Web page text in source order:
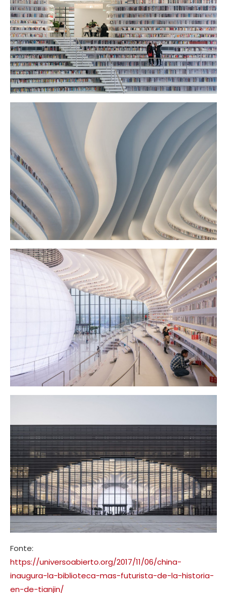
Fonte:
https://universoabierto.org/2017/11/06/china-
inaugura-la-biblioteca-mas-futurista-de-la-historia-
en-de-tianjin/